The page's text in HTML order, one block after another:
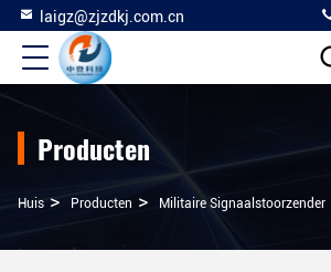
laigz@zjzdkj.com.cn
Producten
Huis > Producten > Militaire Signaalstoorzender